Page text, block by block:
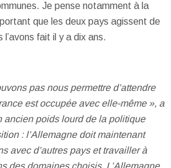
Je pense notamment à la
que les deux pays agissent de
fait il y a dix ans.
pas nous permettre d’attendre
est occupée avec elle-même », a
ancien poids lourd de la politique
: l’Allemagne doit maintenant
avec d’autres pays et travailler à
des domaines choisis. L’Allemagne